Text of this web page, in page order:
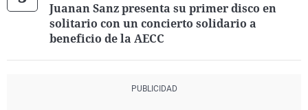
Juanan Sanz presenta su primer disco en
solitario con un concierto solidario a
beneficio de la AECC